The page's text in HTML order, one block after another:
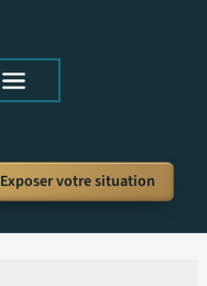
Exposer votre situation